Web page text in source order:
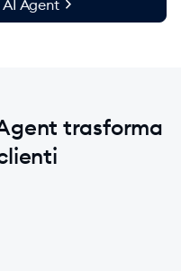
Agentchevron_right
trasforma